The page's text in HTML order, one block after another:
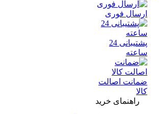
فوری
پشتیبانی 24
اصالت
راهنمای خرید